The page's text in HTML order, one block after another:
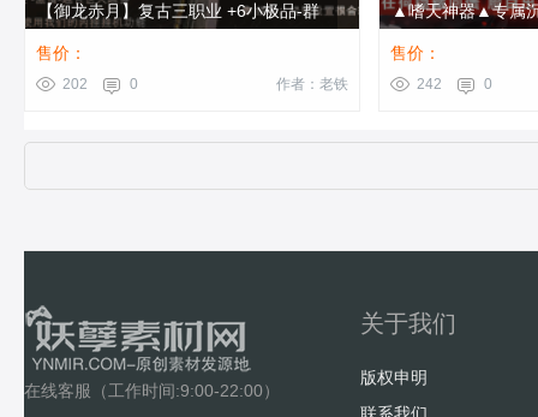
【御龙赤月】复古三职业 +6小极品-群
服通关版本-领风引擎
售价：
202 0 作者：老铁
▲嗜天神器▲专属
单职业-带假人-
售价：
242 0
在线客服（工作时间:9:00-22:00）
关于我们
版权申明